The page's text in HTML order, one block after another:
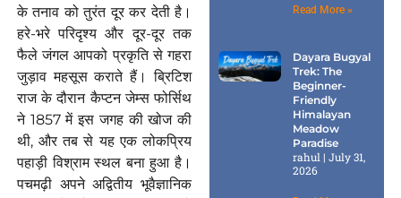
के तनाव को तुरंत दूर कर देती है।
हरे-भरे परिदृश्य और दूर-दूर तक
फैले जंगल आपको प्रकृति से गहरा
जुड़ाव महसूस कराते हैं। ब्रिटिश
राज के दौरान कैप्टन जेम्स फोर्सिथ
ने 1857 में इस जगह की खोज की
थी, और तब से यह एक लोकप्रिय
पहाड़ी विश्राम स्थल बना हुआ है।
पचमढ़ी अपने अद्वितीय भूवैज्ञानिक
Read More »
Dayara Bugyal
Trek: The
Beginner-
Friendly
Himalayan
Meadow
Paradise
rahul
July 31,
2026